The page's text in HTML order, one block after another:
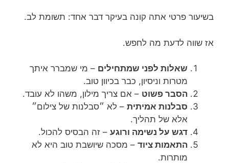
בשיעור פרטי אתה קונה בעיקר דבר אחד: תשומת לב.
אז שווה לדעת מה לחפש.
שאלות לפני שמתחילים – מי שמברר איתך
מטרות וניסיון, כבר בכיוון טוב.
הסבר פשוט – אם צריך מילון, משהו לא עובד.
סבלנות אמיתית – לא ״סבלנות של צילום״
אלא של תהליך.
דגש על נשימה ורוגע – זה הבסיס להכול.
התאמות ציוד – מסכה שיושבת טוב היא לא
מותרות.